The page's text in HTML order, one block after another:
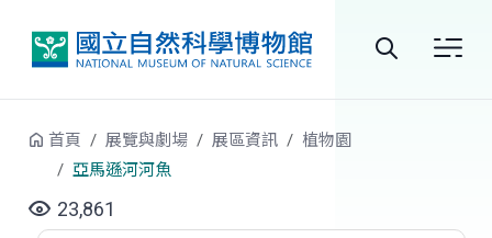
首頁 展覽與劇場 展區資訊
植物園
亞馬遜河河魚
23,861